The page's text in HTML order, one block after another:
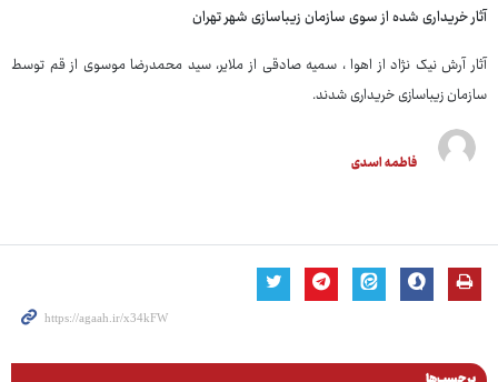
آثار خریداری شده از سوی سازمان زیباسازی شهر تهران
آثار آرش نیک نژاد از اهوا ، سمیه صادقی از ملایر، سید محمدرضا موسوی از قم توسط
سازمان زیباسازی خریداری شدند.
فاطمه اسدی